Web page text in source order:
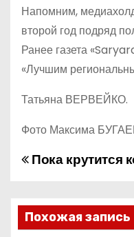
Напомним,
второй год подряд
Ранее газета
«Лучшим
Татьяна ВЕРВЕЙКО.
Фото Максима
Н
в
Пока крутится
Похожая запись